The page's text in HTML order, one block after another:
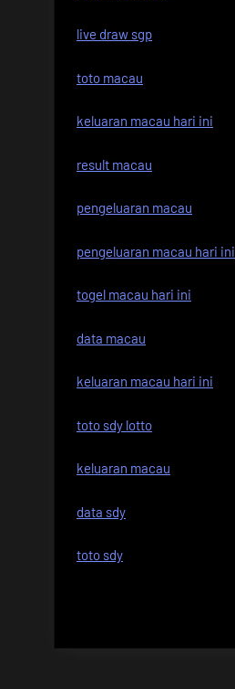
live draw sgp
toto macau
keluaran macau hari ini
result macau
pengeluaran macau
pengeluaran macau hari ini
togel macau hari ini
data macau
keluaran macau hari ini
toto sdy lotto
keluaran macau
data sdy
toto sdy